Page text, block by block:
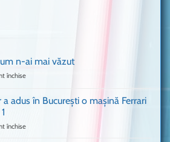
n-ai mai văzut
închise
Ferrari
cum
adus în București o mașină Ferrari
închise